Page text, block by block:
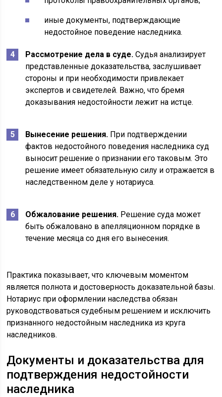
иные документы, подтверждающие
недостойное поведение наследника.
Рассмотрение дела в суде. Судья анализирует
представленные доказательства, заслушивает
стороны и при необходимости привлекает
экспертов и свидетелей. Важно, что бремя
доказывания недостойности лежит на истце.
Вынесение решения. При подтверждении
фактов недостойного поведения наследника суд
выносит решение о признании его таковым. Это
решение имеет обязательную силу и отражается в
наследственном деле у нотариуса.
Обжалование решения. Решение суда может
быть обжаловано в апелляционном порядке в
течение месяца со дня его вынесения.
Практика показывает, что ключевым моментом
является полнота и достоверность доказательной базы.
Нотариус при оформлении наследства обязан
руководствоваться судебным решением и исключить
признанного недостойным наследника из круга
наследников.
Документы и доказательства для
подтверждения недостойности
наследника